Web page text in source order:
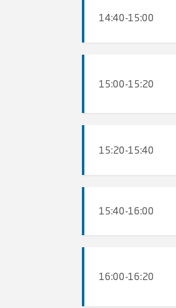
14:40-15:00
15:00-15:20
15:20-15:40
15:40-16:00
16:00-16:20